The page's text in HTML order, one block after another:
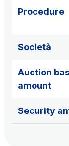
YouVerse
Cleaning
toilets
Procedure
Società
Auction
amount
Security